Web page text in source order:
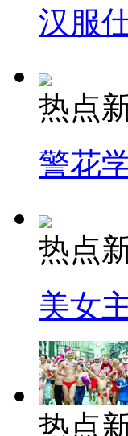
汉服
热点
警花
热点
美女
热点